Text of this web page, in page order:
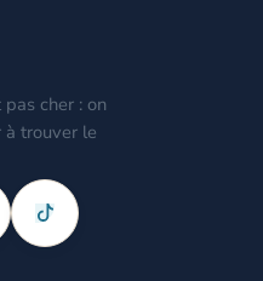
cher : on
à trouver le